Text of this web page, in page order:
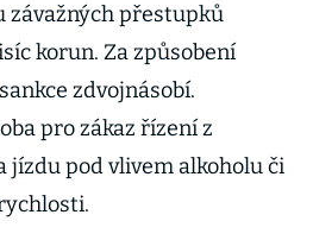
závažných přestupků
korun. Za způsobení
zdvojnásobí.
pro zákaz řízení z
jízdu pod vlivem alkoholu či